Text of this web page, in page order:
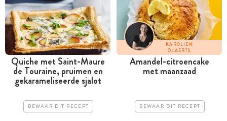
Quiche met Saint-Maure
de Touraine, pruimen en
gekarameliseerde sjalot
BEWAAR DIT RECEPT
KAROLIEN
OLAERTS
Amandel-citroencake
met maanzaad
BEWAAR DIT RECEPT